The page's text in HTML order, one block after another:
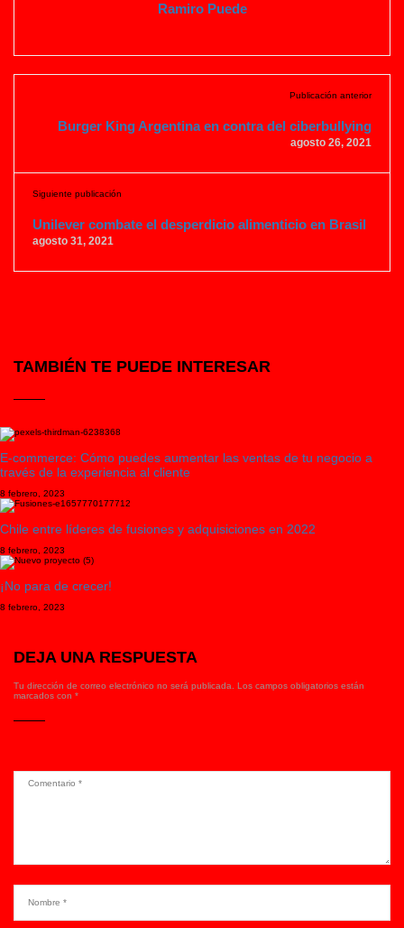
Ramiro Puede
Publicación anterior
Burger King Argentina en contra del ciberbullying
agosto 26, 2021
Siguiente publicación
Unilever combate el desperdicio alimenticio en Brasil
agosto 31, 2021
TAMBIÉN TE PUEDE INTERESAR
E-commerce: Cómo puedes aumentar las ventas de tu negocio a
través de la experiencia al cliente
8 febrero, 2023
Chile entre líderes de fusiones y adquisiciones en 2022
8 febrero, 2023
¡No para de crecer!
8 febrero, 2023
DEJA UNA RESPUESTA
Tu dirección de correo electrónico no será publicada.
Los campos obligatorios están
marcados con *